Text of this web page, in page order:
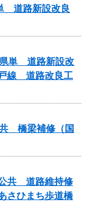
道路新設改良
県単 道路新設改
線 道路改良工
共 橋梁補修（国
公共 道路維持修
さひまち歩道橋